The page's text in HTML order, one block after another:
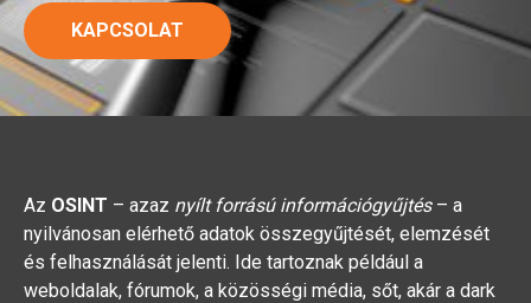
KAPCSOLAT
Az OSINT – azaz nyílt forrású információgyűjtés– a
nyilvánosan elérhető adatok összegyűjtését, elemzését
és felhasználását jelenti. Ide tartoznak például a
weboldalak, fórumok, a közösségi média, sőt, akár a dark